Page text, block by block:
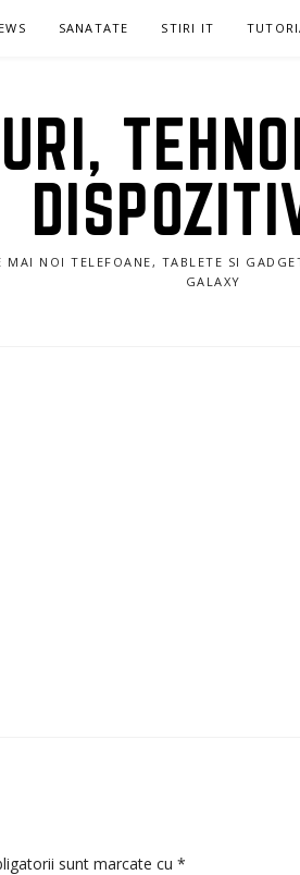
SANATATE STIRI IT
MAI NOI TELEFOANE, TABLETE SI
GALAXY
sunt marcate cu *